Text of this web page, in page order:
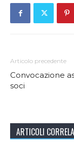
Articolo precedente
Convocazione
soci
ARTICOLI